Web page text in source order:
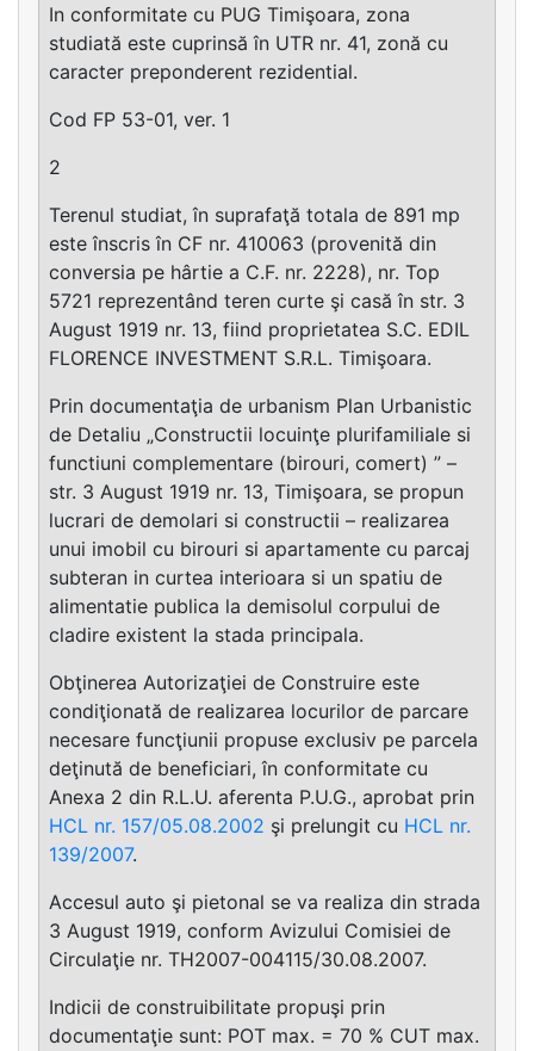
In conformitate cu PUG Timişoara, zona
studiată este cuprinsă în UTR nr. 41, zonă cu
caracter preponderent rezidential.
Cod FP 53-01, ver. 1
2
Terenul studiat, în suprafaţă totala de 891 mp
este înscris în CF nr. 410063 (provenită din
conversia pe hârtie a C.F. nr. 2228), nr. Top
5721 reprezentând teren curte şi casă în str. 3
August 1919 nr. 13, fiind proprietatea S.C. EDIL
FLORENCE INVESTMENT S.R.L. Timişoara.
Prin documentaţia de urbanism Plan Urbanistic
de Detaliu „Constructii locuinţe plurifamiliale si
functiuni complementare (birouri, comert) ” –
str. 3 August 1919 nr. 13, Timişoara, se propun
lucrari de demolari si constructii – realizarea
unui imobil cu birouri si apartamente cu parcaj
subteran in curtea interioara si un spatiu de
alimentatie publica la demisolul corpului de
cladire existent la stada principala.
Obţinerea Autorizaţiei de Construire este
condiţionată de realizarea locurilor de parcare
necesare funcţiunii propuse exclusiv pe parcela
deţinută de beneficiari, în conformitate cu
Anexa 2 din R.L.U. aferenta P.U.G., aprobat prin
HCL nr. 157/05.08.2002 şi prelungit cu HCL nr.
139/2007.
Accesul auto şi pietonal se va realiza din strada
3 August 1919, conform Avizului Comisiei de
Circulaţie nr. TH2007-004115/30.08.2007.
Indicii de construibilitate propuşi prin
documentaţie sunt: POT max. = 70 % CUT max.